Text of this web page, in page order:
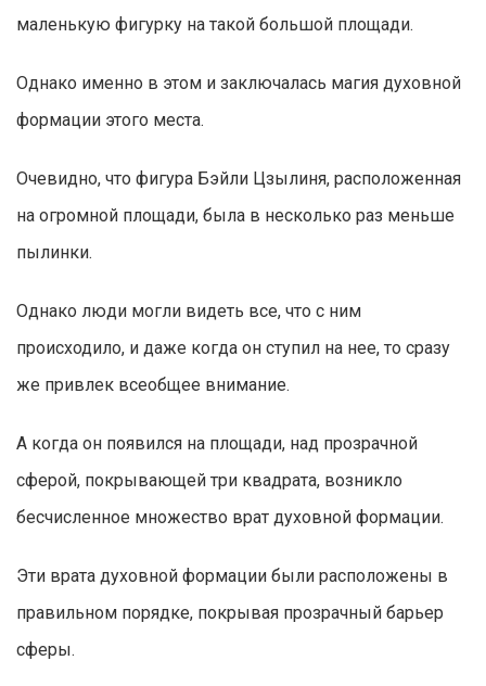
маленькую фигурку на такой большой площади.
Однако именно в этом и заключалась магия духовной
формации этого места.
Очевидно, что фигура Бэйли Цзылиня, расположенная
на огромной площади, была в несколько раз меньше
пылинки.
Однако люди могли видеть все, что с ним
происходило, и даже когда он ступил на нее, то сразу
же привлек всеобщее внимание.
А когда он появился на площади, над прозрачной
сферой, покрывающей три квадрата, возникло
бесчисленное множество врат духовной формации.
Эти врата духовной формации были расположены в
правильном порядке, покрывая прозрачный барьер
сферы.